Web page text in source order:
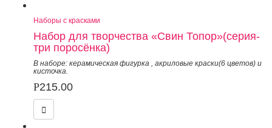
Наборы с красками
Набор для творчества «Свин Топор»(серия-
три поросёнка)
В наборе: керамическая фигурка , акриловые краски(6 цветов) и
кисточка.
Р215.00